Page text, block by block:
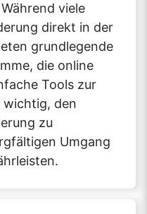
viele
direkt in der
grundlegende
die online
Tools zur
wichtig, den
zu
Umgang